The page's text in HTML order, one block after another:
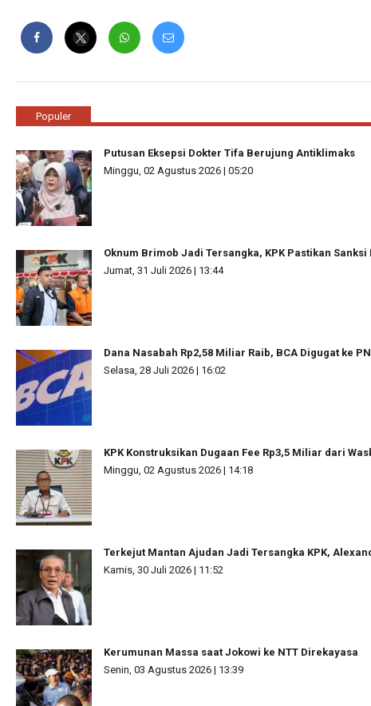
Populer
Putusan Eksepsi Dokter Tifa Berujung Antiklimaks
Minggu, 02 Agustus 2026 | 05:20
Oknum Brimob Jadi Tersangka, KPK Pastikan
Jumat, 31 Juli 2026 | 13:44
Dana Nasabah Rp2,58 Miliar Raib, BCA Digugat ke
Selasa, 28 Juli 2026 | 16:02
KPK Konstruksikan Dugaan Fee Rp3,5 Miliar dari
Minggu, 02 Agustus 2026 | 14:18
Terkejut Mantan Ajudan Jadi Tersangka KPK,
Kamis, 30 Juli 2026 | 11:52
Kerumunan Massa saat Jokowi ke NTT Direkayasa
Senin, 03 Agustus 2026 | 13:39